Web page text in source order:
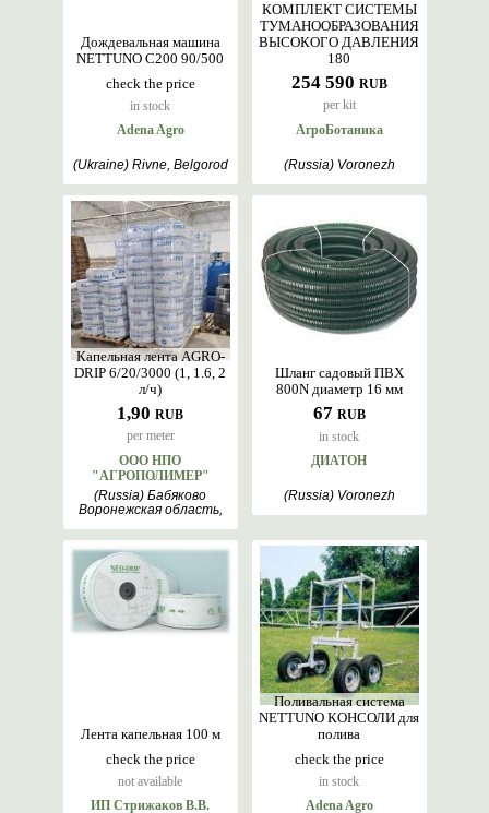
check the price
in stock
Дождевальная машина
NETTUNO С200 90/500
Adena Agro
(Ukraine) Rivne, Belgorod
254 590 RUB
per kit
КОМПЛЕКТ СИСТЕМЫ
ТУМАНООБРАЗОВАНИЯ
ВЫСОКОГО ДАВЛЕНИЯ
180
АгроБотаника
(Russia) Voronezh
1,90 RUB
per meter
Капельная лента AGRO-
DRIP 6/20/3000 (1, 1.6, 2
л/ч)
ООО НПО
"АГРОПОЛИМЕР"
(Russia) Бабяково
Воронежская область,
67 RUB
in stock
Шланг садовый ПВХ
800N диаметр 16 мм
ДИАТОН
(Russia) Voronezh
check the price
not available
Лента капельная 100 м
ИП Стрижаков В.В.
check the price
in stock
Поливальная система
NETTUNO КОНСОЛИ для
полива
Adena Agro